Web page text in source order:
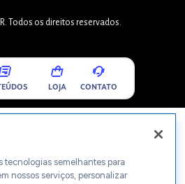
Todos os direitos reservados.
LOJA CONTATO
tecnologias semelhantes para
nossos serviços, personalizar